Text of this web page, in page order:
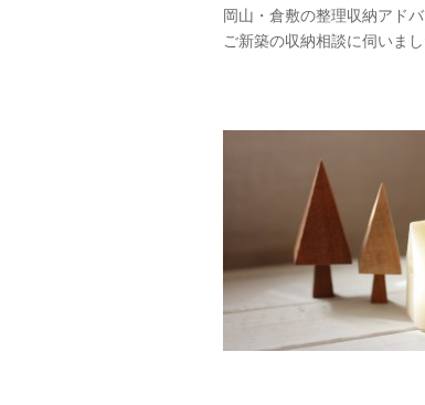
岡山・倉敷の整理収納アド
ご新築の収納相談に伺いまし